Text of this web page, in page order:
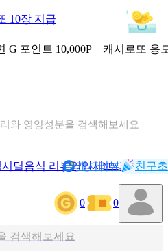
10장 지급
G 포인트 10,000P + 캐시로또 응
· 다이어트 음식 검색해보세요
시딜음식 리뷰영양제NEW기록
캐시리뷰 친구
0 0
검색해보세요
검색해보세요